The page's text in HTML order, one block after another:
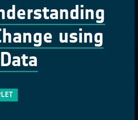
using